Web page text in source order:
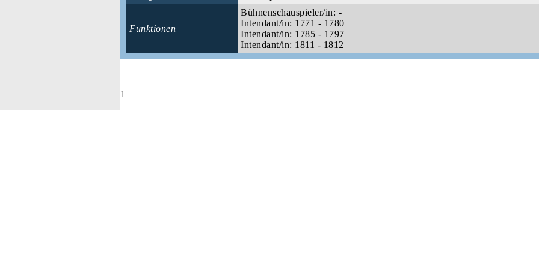
Funktionen
Bühnenschauspieler/in: -
Intendant/in: 1771 - 1780
Intendant/in: 1785 - 1797
Intendant/in: 1811 - 1812
1